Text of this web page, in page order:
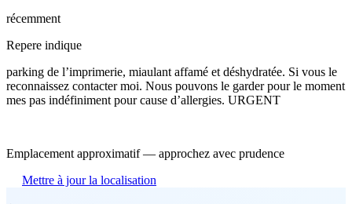
récemment
Repere indique
parking de l’imprimerie, miaulant affamé et déshydratée. Si vous le
reconnaissez contacter moi. Nous pouvons le garder pour le moment
mes pas indéfiniment pour cause d’allergies. URGENT
Emplacement approximatif — approchez avec prudence
Mettre à jour la localisation